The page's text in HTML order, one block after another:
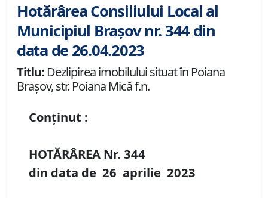
Hotărârea Consiliului Local al
Municipiul Brașov nr. 344 din
data de 26.04.2023
Titlu: Dezlipirea imobilului situat în Poiana
Brașov, str. Poiana Mică f.n.
Conținut :
HOTĂRÂREA Nr. 344
din data de 26 aprilie 2023